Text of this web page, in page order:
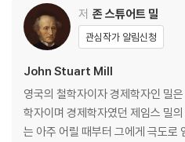
저 존 스튜어트 밀
관심작가 알림신청
John Stuart Mill
영국의 철학자이자 경제학자인 밀
학자이며 경제학자였던 제임스 밀
는 아주 어릴 때부터 그에게 극도로